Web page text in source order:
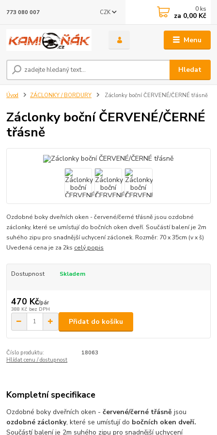
Menu
CZK
Hledat
773 080 007 0 ks
za 0,00 Kč
Úvod ZÁCLONKY / BORDURY Záclonky boční ČERVENÉ/ČERNÉ třásně
Záclonky boční ČERVENÉ/ČERNÉ
třásně
Ozdobné boky dveřních oken - červené/černé třásně jsou ozdobné
záclonky, které se umísťují do bočních oken dveří. Součástí balení je 2m
suhého zipu pro snadnější uchycení záclonek. Rozměr: 70 x 35cm (v x š)
Uvedená cena je za 2ks celý popis
Dostupnost Skladem
470 Kč/pár
388 Kč bez DPH
Přidat do košíku
Číslo produktu:
18063
Hlídat cenu / dostupnost
Kompletní specifikace
Ozdobné boky dveřních oken -červené/černé třásnějsou
ozdobné záclonky, které se umísťují do bočních oken dveří.
Součástí balení je 2m suhého zipu pro snadnější uchycení